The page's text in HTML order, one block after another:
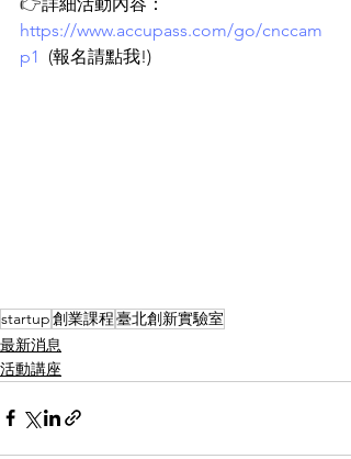
https://www.accupass.com/go/cnccam
p1
  (報名請點我!)
startup創業課程臺北創新實驗室
最新消息
活動講座